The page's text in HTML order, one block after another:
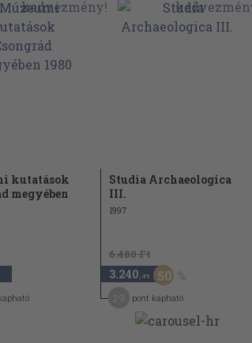
kutatások
megyében
Studia Archaeologica
III.
1997
6.480 Ft
3.240 ,-Ft 50
pont kapható